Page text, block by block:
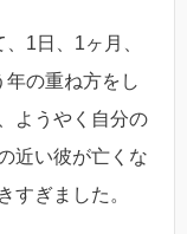
1日、1ヶ月、
の重ね方をし
ようやく自分の
近い彼が亡くな
すぎました。